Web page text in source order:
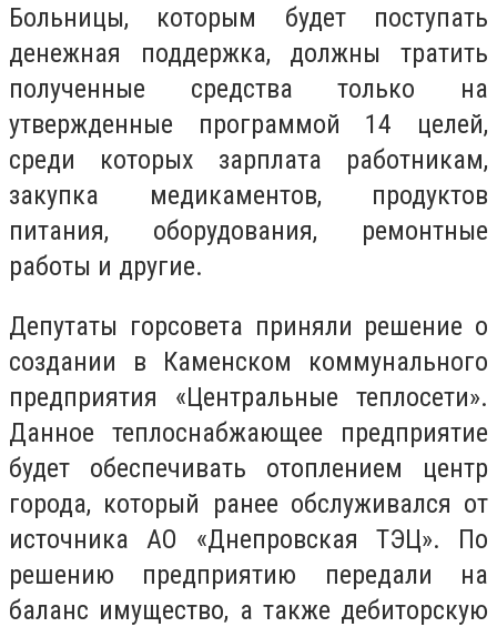
Больницы, которым будет поступать
денежная поддержка, должны тратить
полученные средства только на
утвержденные программой 14 целей,
среди которых зарплата работникам,
закупка медикаментов, продуктов
питания, оборудования, ремонтные
работы и другие.
Депутаты горсовета приняли решение о
создании в Каменском коммунального
предприятия «Центральные теплосети».
Данное теплоснабжающее предприятие
будет обеспечивать отоплением центр
города, который ранее обслуживался от
источника АО «Днепровская ТЭЦ». По
решению предприятию передали на
баланс имущество, а также дебиторскую